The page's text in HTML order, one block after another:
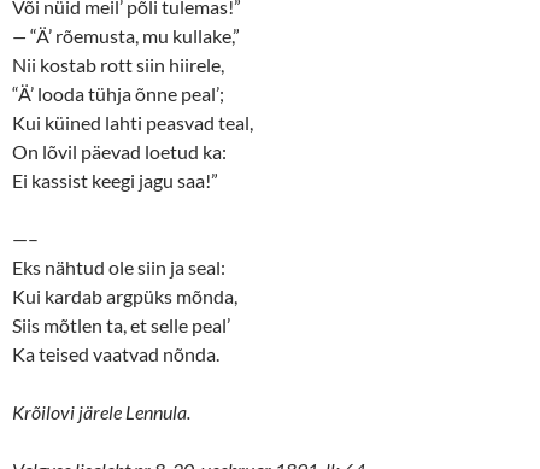
Või nüid meil’ põli tulemas!”
— “Ä’ rõemusta, mu kullake,”
Nii kostab rott siin hiirele,
“Ä’ looda tühja õnne peal’;
Kui küined lahti peasvad teal,
On lõvil päevad loetud ka:
Ei kassist keegi jagu saa!”
—–
Eks nähtud ole siin ja seal:
Kui kardab argpüks mõnda,
Siis mõtlen ta, et selle peal’
Ka teised vaatvad nõnda.
Krõilovi järele Lennula.